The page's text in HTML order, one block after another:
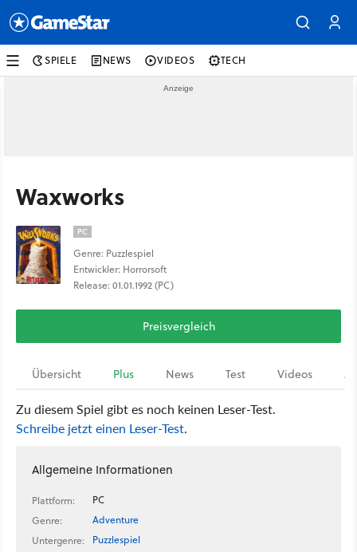
SPIELE NEWS VIDEOS TECH
Waxworks
PC
Genre: Puzzlespiel
Entwickler: Horrorsoft
Release: 01.01.1992 (PC)
Preisvergleich
Übersicht Plus News Test Videos
Zu diesem Spiel gibt es noch keinen Leser-Test.
Schreibe jetzt einen Leser-Test.
Allgemeine Informationen
Plattform:
PC
Genre:
Adventure
Untergenre:
Puzzlespiel